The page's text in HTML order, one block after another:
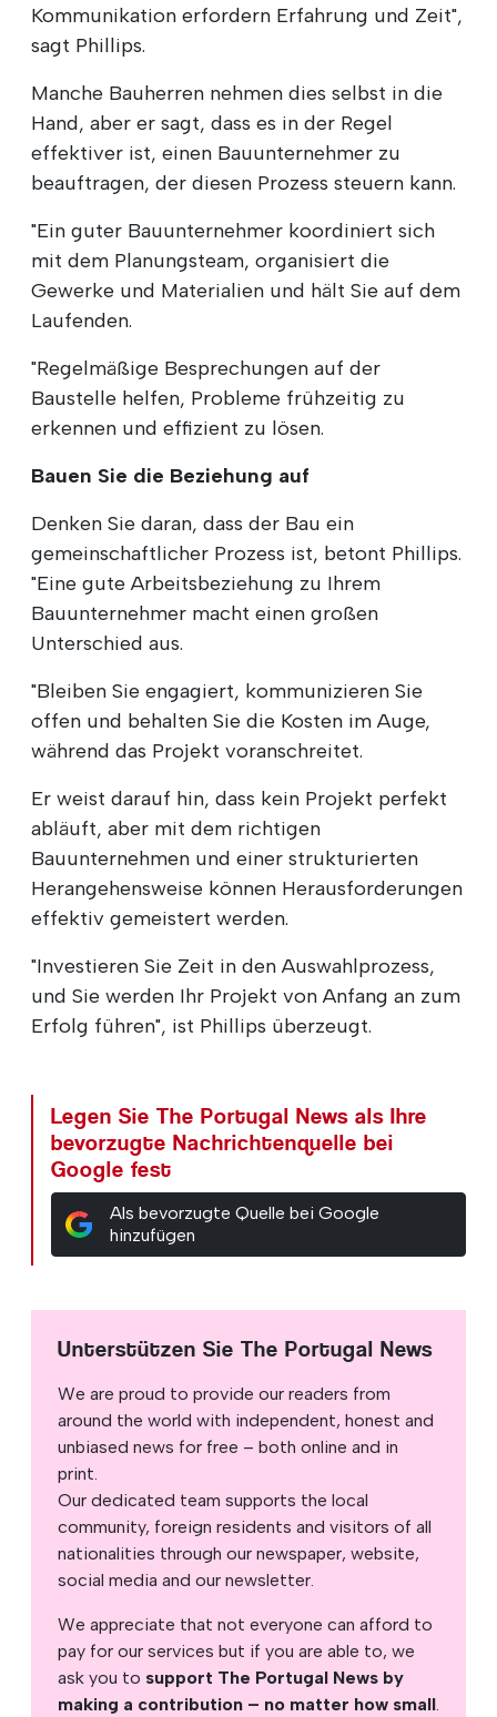
Kommunikation erfordern Erfahrung und Zeit",
sagt Phillips.
Manche Bauherren nehmen dies selbst in die
Hand, aber er sagt, dass es in der Regel
effektiver ist, einen Bauunternehmer zu
beauftragen, der diesen Prozess steuern kann.
"Ein guter Bauunternehmer koordiniert sich
mit dem Planungsteam, organisiert die
Gewerke und Materialien und hält Sie auf dem
Laufenden.
"Regelmäßige Besprechungen auf der
Baustelle helfen, Probleme frühzeitig zu
erkennen und effizient zu lösen.
Bauen Sie die Beziehung auf
Denken Sie daran, dass der Bau ein
gemeinschaftlicher Prozess ist, betont Phillips.
"Eine gute Arbeitsbeziehung zu Ihrem
Bauunternehmer macht einen großen
Unterschied aus.
"Bleiben Sie engagiert, kommunizieren Sie
offen und behalten Sie die Kosten im Auge,
während das Projekt voranschreitet.
Er weist darauf hin, dass kein Projekt perfekt
abläuft, aber mit dem richtigen
Bauunternehmen und einer strukturierten
Herangehensweise können Herausforderungen
effektiv gemeistert werden.
"Investieren Sie Zeit in den Auswahlprozess,
und Sie werden Ihr Projekt von Anfang an zum
Erfolg führen", ist Phillips überzeugt.
Legen Sie The Portugal News als Ihre
bevorzugte Nachrichtenquelle bei
Google fest
Als bevorzugte Quelle bei Google
hinzufügen
Unterstützen Sie The Portugal News
We are proud to provide our readers from
around the world with independent, honest and
unbiased news for free – both online and in
print.
Our dedicated team supports the local
community, foreign residents and visitors of all
nationalities through our newspaper, website,
social media and our newsletter.
We appreciate that not everyone can afford to
pay for our services but if you are able to, we
ask you to support The Portugal News by
making a contribution – no matter how small.